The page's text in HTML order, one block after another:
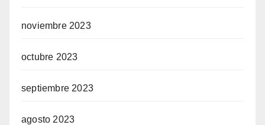
noviembre 2023
octubre 2023
septiembre 2023
agosto 2023